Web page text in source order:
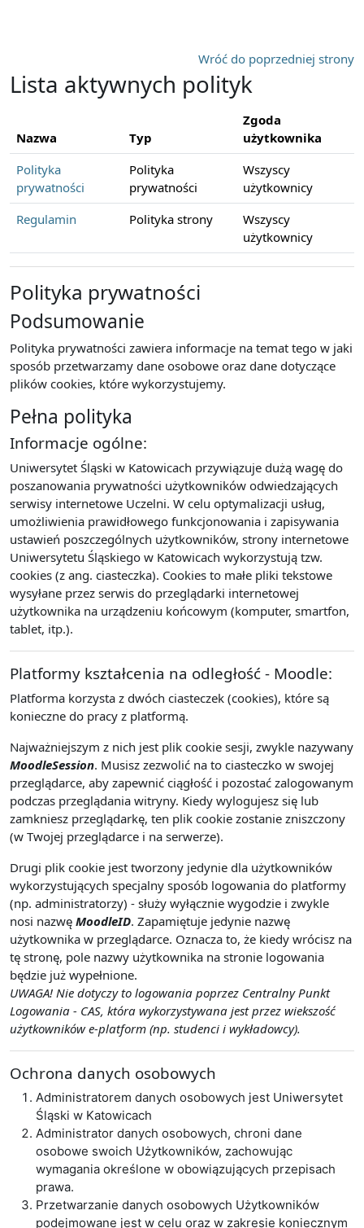
Wróć do poprzedniej strony
Lista aktywnych polityk
Nazwa Typ
Zgoda
użytkownika
Polityka
prywatności
Polityka
prywatności
Wszyscy
użytkownicy
Regulamin
Polityka strony
Wszyscy
użytkownicy
Polityka prywatności
Podsumowanie
Polityka prywatności zawiera informacje na temat tego w jaki
sposób przetwarzamy dane osobowe oraz dane dotyczące
plików cookies, które wykorzystujemy.
Pełna polityka
Informacje ogólne:
Uniwersytet Śląski w Katowicach przywiązuje dużą wagę do
poszanowania prywatności użytkowników odwiedzających
serwisy internetowe Uczelni. W celu optymalizacji usług,
umożliwienia prawidłowego funkcjonowania i zapisywania
ustawień poszczególnych użytkowników, strony internetowe
Uniwersytetu Śląskiego w Katowicach wykorzystują tzw.
cookies (z ang. ciasteczka). Cookies to małe pliki tekstowe
wysyłane przez serwis do przeglądarki internetowej
użytkownika na urządzeniu końcowym (komputer, smartfon,
tablet, itp.).
Platformy kształcenia na odległość - Moodle:
Platforma korzysta z dwóch ciasteczek (cookies), które są
konieczne do pracy z platformą.
Najważniejszym z nich jest plik cookie sesji, zwykle nazywany
MoodleSession. Musisz zezwolić na to ciasteczko w swojej
przeglądarce, aby zapewnić ciągłość i pozostać zalogowanym
podczas przeglądania witryny. Kiedy wylogujesz się lub
zamkniesz przeglądarkę, ten plik cookie zostanie zniszczony
(w Twojej przeglądarce i na serwerze).
Drugi plik cookie jest tworzony jedynie dla użytkowników
wykorzystujących specjalny sposób logowania do platformy
(np. administratorzy) - służy wyłącznie wygodzie i zwykle
nosi nazwę MoodleID. Zapamiętuje jedynie nazwę
użytkownika w przeglądarce. Oznacza to, że kiedy wrócisz na
tę stronę, pole nazwy użytkownika na stronie logowania
będzie już wypełnione.
UWAGA! Nie dotyczy to logowania poprzez Centralny Punkt
Logowania - CAS, która wykorzystywana jest przez wiekszość
użytkowników e-platform (np. studenci i wykładowcy).
Ochrona danych osobowych
Administratorem danych osobowych jest Uniwersytet
Śląski w Katowicach
Administrator danych osobowych, chroni dane
osobowe swoich Użytkowników, zachowując
wymagania określone w obowiązujących przepisach
prawa.
Przetwarzanie danych osobowych Użytkowników
podejmowane jest w celu oraz w zakresie koniecznym